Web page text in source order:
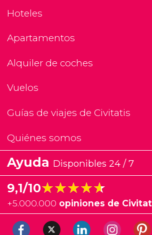
Hoteles
Apartamentos
Alquiler de coches
Vuelos
Guías de viajes de Civitatis
Quiénes somos
Ayuda Disponibles 24 / 7
9,1/10★★★★★
★★★★★
+5.000.000 opiniones de